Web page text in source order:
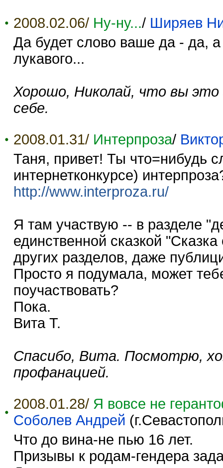
2008.02.06/ Ну-ну.../ Ширяев
Да будет слово ваше да - да, а
лукавого...
Хорошо, Николай, что вы
себе.
2008.01.31/ Интерпроза/
Таня, привет! Ты что=нибудь
интернетконкурсе)
http://www.interproza.ru/
Я там участвую -- в разделе
единственной сказкой
других разделов, даже
Просто я подумала, может
поучаствовать?
Пока.
Вита Т.
Спасибо, Вита. Посмотрю,
профанацией.
2008.01.28/ Я вовсе не
Соболев Андрей
Что до вина-не пью 16 лет.
Призывы к родам-гендера